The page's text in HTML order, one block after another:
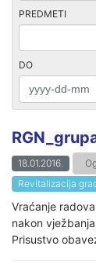
PREDMETI
DO
18.01.2016.
Revitalizacija
Vraćanje
nakon
Prisustvo